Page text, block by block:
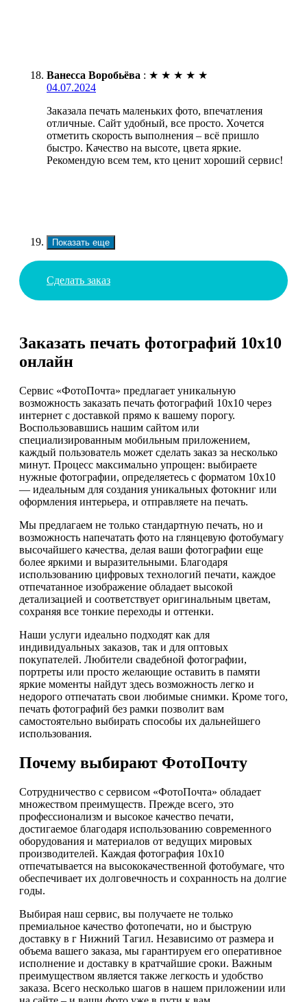
Ванесса Воробьёва : ★ ★ ★ ★ ★
04.07.2024
Заказала печать маленьких фото, впечатления
отличные. Сайт удобный, все просто. Хочется
отметить скорость выполнения – всё пришло
быстро. Качество на высоте, цвета яркие.
Рекомендую всем тем, кто ценит хороший сервис!
Показать еще
Сделать заказ
Заказать печать фотографий 10х10
онлайн
Сервис «ФотоПочта» предлагает уникальную
возможность заказать печать фотографий 10х10 через
интернет с доставкой прямо к вашему порогу.
Воспользовавшись нашим сайтом или
специализированным мобильным приложением,
каждый пользователь может сделать заказ за несколько
минут. Процесс максимально упрощен: выбираете
нужные фотографии, определяетесь с форматом 10х10
— идеальным для создания уникальных фотокниг или
оформления интерьера, и отправляете на печать.
Мы предлагаем не только стандартную печать, но и
возможность напечатать фото на глянцевую фотобумагу
высочайшего качества, делая ваши фотографии еще
более яркими и выразительными. Благодаря
использованию цифровых технологий печати, каждое
отпечатанное изображение обладает высокой
детализацией и соответствует оригинальным цветам,
сохраняя все тонкие переходы и оттенки.
Наши услуги идеально подходят как для
индивидуальных заказов, так и для оптовых
покупателей. Любители свадебной фотографии,
портреты или просто желающие оставить в памяти
яркие моменты найдут здесь возможность легко и
недорого отпечатать свои любимые снимки. Кроме того,
печать фотографий без рамки позволит вам
самостоятельно выбирать способы их дальнейшего
использования.
Почему выбирают ФотоПочту
Сотрудничество с сервисом «ФотоПочта» обладает
множеством преимуществ. Прежде всего, это
профессионализм и высокое качество печати,
достигаемое благодаря использованию современного
оборудования и материалов от ведущих мировых
производителей. Каждая фотография 10х10
отпечатывается на высококачественной фотобумаге, что
обеспечивает их долговечность и сохранность на долгие
годы.
Выбирая наш сервис, вы получаете не только
премиальное качество фотопечати, но и быструю
доставку в г Нижний Тагил. Независимо от размера и
объема вашего заказа, мы гарантируем его оперативное
исполнение и доставку в кратчайшие сроки. Важным
преимуществом является также легкость и удобство
заказа. Всего несколько шагов в нашем приложении или